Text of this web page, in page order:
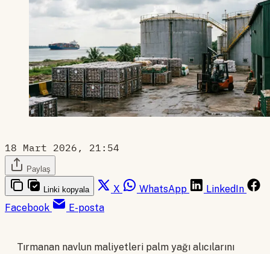
18 Mart 2026, 21:54
Paylaş
Linki kopyala X WhatsApp
LinkedIn
Facebook
E-posta
Tırmanan navlun maliyetleri palm yağı alıcılarını